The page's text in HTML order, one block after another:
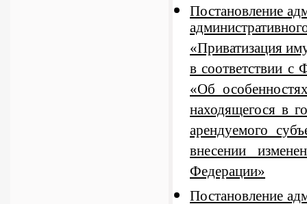
Постановление
«Приватизация
в соответствии
«Об
находящегося в
арендуемого
внесении
Федерации»
Постановление